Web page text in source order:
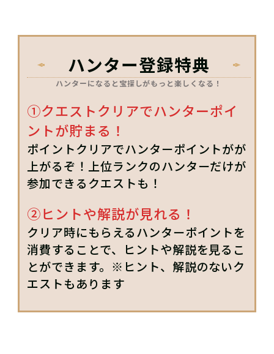
ハンター登録特典
ハンターになると宝探しがもっと楽しくなる！
①クエストクリアでハンターポイ
ントが貯まる！
ポイントクリアでハンターポイントがが
上がるぞ！上位ランクのハンターだけが
参加できるクエストも！
②ヒントや解説が見れる！
クリア時にもらえるハンターポイントを
消費することで、ヒントや解説を見るこ
とができます。※ヒント、解説のないク
エストもあります